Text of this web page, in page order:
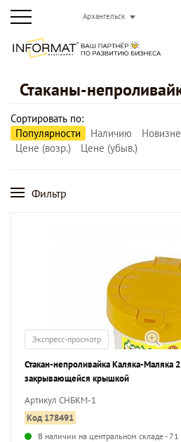
Архангельск
Стаканы-
Сортировать по:
Популярности
Наличию Новизне
Цене (возр.)
Цене (убыв.)
Фильтр
Экспресс-просмотр
Стакан-непроливайка Каляка-Маляка
закрывающейся крышкой
Артикул СНБКМ-1
Код 178491
В наличии на центральном складе -